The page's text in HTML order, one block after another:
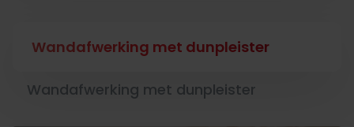
Wandafwerking met dunpleister
Wandafwerking met dunpleister